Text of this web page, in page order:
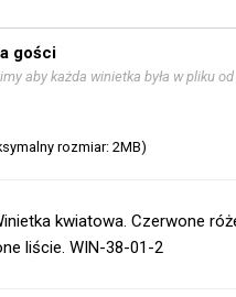
gości
aby każda winietka była w pliku
rozmiar: 2MB)
kwiatowa. Czerwone
liście. WIN-38-01-2